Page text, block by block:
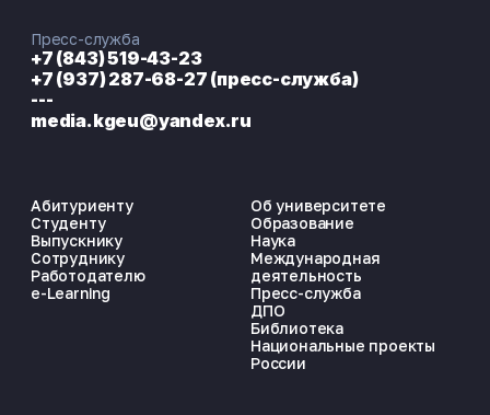
Абитуриенту
Студенту
Выпускнику
Сотруднику
Работодателю
e-Learning
Об университете
Образование
Наука
Международная
деятельность
Пресс-служба
ДПО
Библиотека
Национальные проекты
России
Пресс-служба
+7 (843) 519-43-23
+7 (937) 287-68-27 (пресс-служба)
---
media.kgeu@yandex.ru